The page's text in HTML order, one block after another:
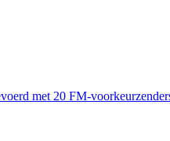
met 20 FM-